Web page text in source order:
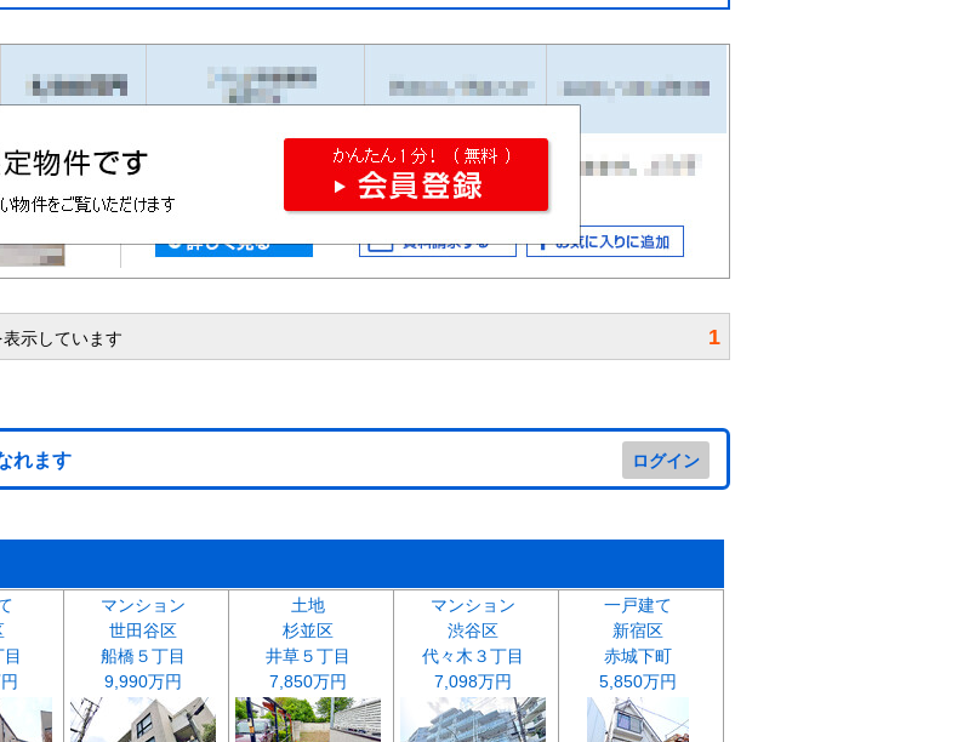
示しています 1
れます ログイン
マンション
世田谷区
船橋５丁目
9,990万円
土地
杉並区
井草５丁目
7,850万円
マンション
渋谷区
代々木３丁目
7,098万円
一戸建て
新宿区
赤城下町
5,850万円